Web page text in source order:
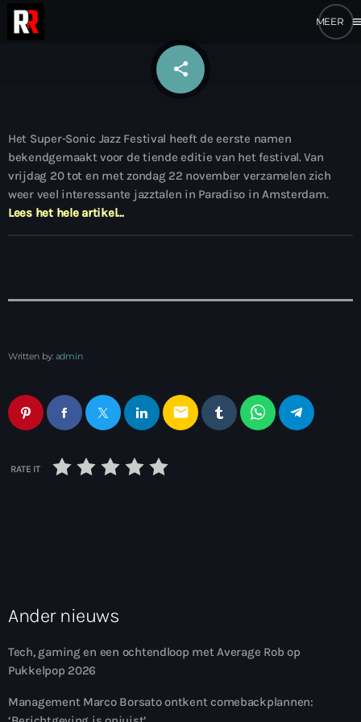
share
email
Het Super-Sonic Jazz Festival heeft de eerste namen
bekendgemaakt voor de tiende editie van het festival. Van
vrijdag 20 tot en met zondag 22 november verzamelen zich
weer veel interessante jazztalen in Paradiso in Amsterdam.
Lees het hele artikel…
Written by: admin
email
RATE IT
Ander nieuws
Tech, gaming en een ochtendloop met Average Rob op
Pukkelpop 2026
Management Marco Borsato ontkent comebackplannen: